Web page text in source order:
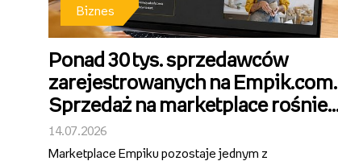
Biznes
Ponad 30 tys. sprzedawców
zarejestrowanych na Empik.com.
Sprzedaż na marketplace rośnie
ponad 40 proc. r/r.
14.07.2026
Marketplace Empiku pozostaje jednym z